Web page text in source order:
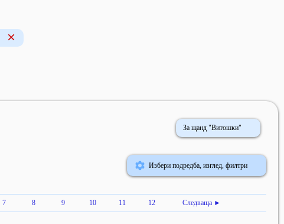
За щанд "Витошки"
Избери подредба, изглед, филтри
7 8 9 10 11 12 Следваща ►